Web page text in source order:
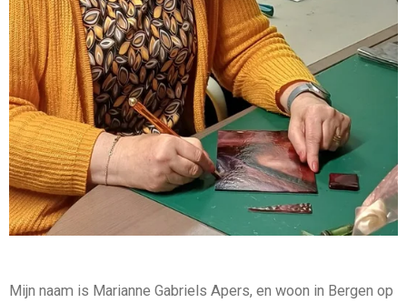
Mijn naam is Marianne Gabriels Apers, en woon in Bergen op